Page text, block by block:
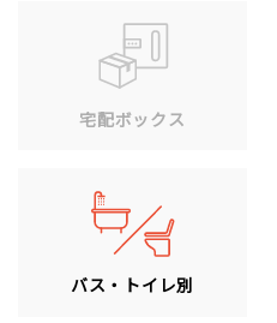
宅配ボックス
バス・トイレ別